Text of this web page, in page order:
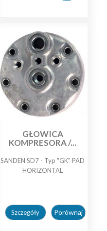
GŁOWICA
KOMPRESORA /...
SANDEN SD7 - Typ "GK" PAD
HORIZONTAL
Szczegóły Porównaj